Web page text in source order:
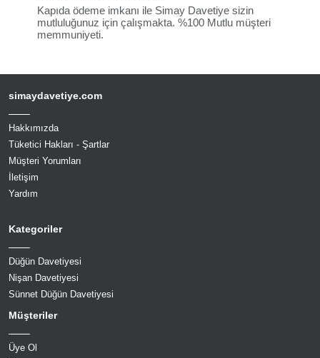
Kapıda ödeme imkanı ile Simay Davetiye sizin
mutluluğunuz için çalışmakta. %100 Mutlu müşteri
memmuniyeti.
simaydavetiye.com
Hakkımızda
Tüketici Hakları - Şartlar
Müşteri Yorumları
İletişim
Yardım
Kategoriler
Düğün Davetiyesi
Nişan Davetiyesi
Sünnet Düğün Davetiyesi
Müşteriler
Üye Ol